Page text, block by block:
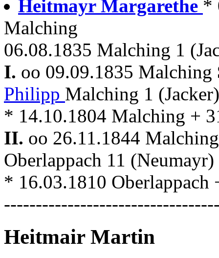
Heitmayr Margarethe *
Malching
06.08.1835 Malching 1
I. oo 09.09.1835 Malching
Philipp Malching 1
* 14.10.1804 Malching +
II. oo 26.11.1844
Oberlappach 11
* 16.03.1810
Heitmair Martin